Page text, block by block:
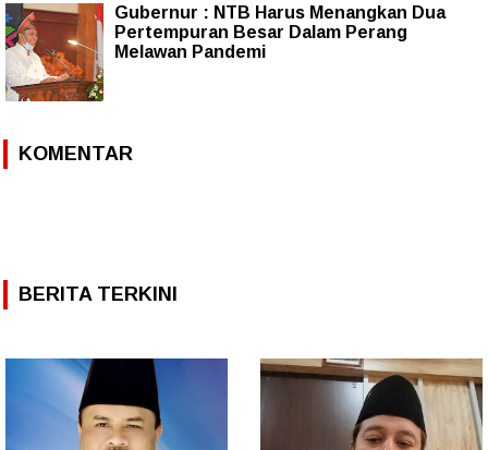
Gubernur : NTB Harus Menangkan Dua
Pertempuran Besar Dalam Perang
Melawan Pandemi
KOMENTAR
BERITA TERKINI